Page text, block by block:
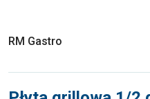
RM Gastro